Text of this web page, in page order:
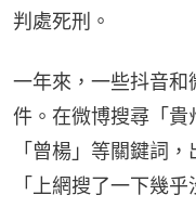
判處死刑。
一年來，一些抖音和
件。​在微博搜尋「貴
「曾楊」等關鍵詞
「上網搜了一下幾